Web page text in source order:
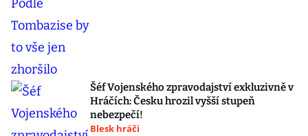
Šéf Vojenského zpravodajství exkluzivně v
Hráčích: Česku hrozil vyšší stupeň
nebezpečí!
Blesk hráči